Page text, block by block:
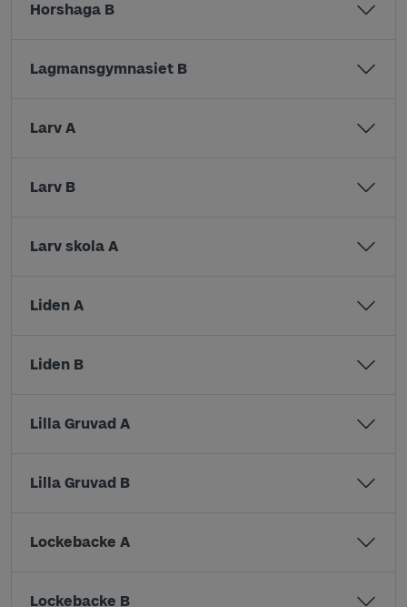
Horshaga B
Lagmansgymnasiet B
Larv A
Larv B
Larv skola A
Liden A
Liden B
Lilla Gruvad A
Lilla Gruvad B
Lockebacke A
Lockebacke B